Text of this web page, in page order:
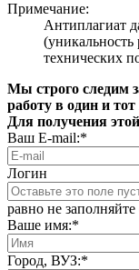
Примечание:
Антиплагиат
(уникальность
технических
Мы строго следим
работу в один и тот
Для получения
Ваш E-mail:*
Логин
равно не заполняйте
Ваше имя:*
Город, ВУЗ:*